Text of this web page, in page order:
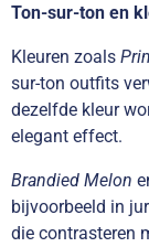
Ton-sur-ton en
Kleuren zoals
sur-ton outfits
dezelfde kleur
elegant effect.
Brandied Melon
bijvoorbeeld in
die contrasteren